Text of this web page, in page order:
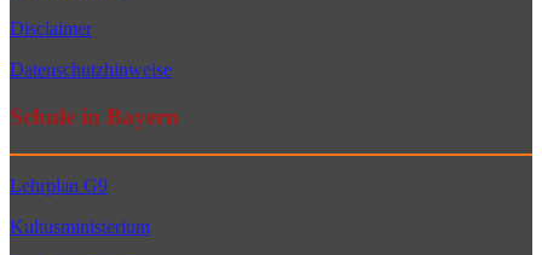
Disclaimer
Datenschutzhinweise
Schule in Bayern
Lehrplan G9
Kultusministerium